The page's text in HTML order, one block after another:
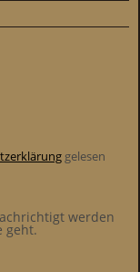
gelesen
werden
geht.